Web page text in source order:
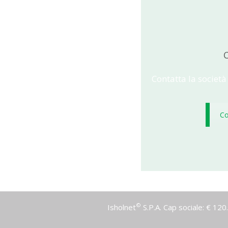
Contatta la
Isholnet© S.P.A. Cap sociale: €